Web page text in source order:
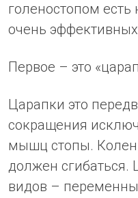
голеностопом есть
очень
Первое – это
Царапки это
сокращения
мышц стопы.
должен сгибаться.
видов –